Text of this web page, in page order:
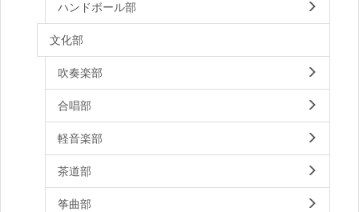
ハンドボール部
文化部
吹奏楽部
合唱部
軽音楽部
茶道部
筝曲部